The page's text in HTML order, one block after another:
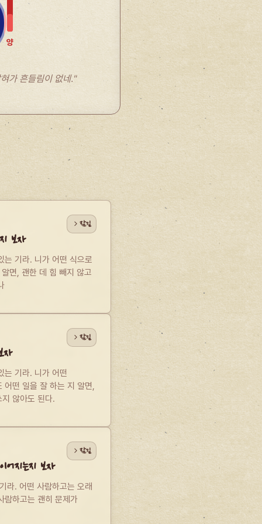
양
가 흔들림이 없네."
보자
는 기라. 니가 어떤 식으로
면, 괜한 데 힘 빼지 않고
잠김
자
는 기라. 니가 어떤
떤 일을 잘 하는 지 알면,
않아도 된다.
잠김
지는지 보자
라. 어떤 사람하고는 오래
람하고는 괜히 문제가
잠김